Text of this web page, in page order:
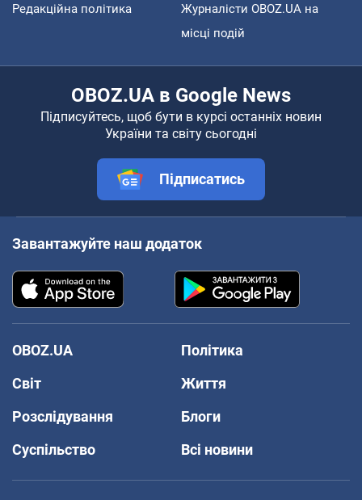
Редакційна політика
Журналісти OBOZ.UA на
місці подій
OBOZ.UA в Google News
Підписуйтесь, щоб бути в курсі останніх новин
України та світу сьогодні
Підписатись
Завантажуйте наш додаток
OBOZ.UA
Політика
Світ
Життя
Розслідування
Блоги
Суспільство
Всі новини